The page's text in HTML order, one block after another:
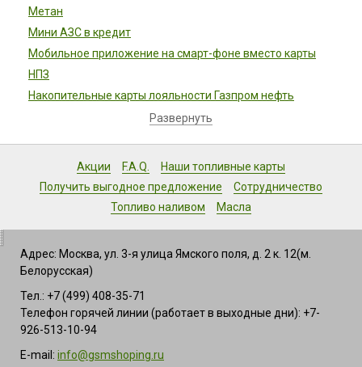
Метан
Мини АЗС в кредит
Мобильное приложение на смарт-фоне вместо карты
НПЗ
Накопительные карты лояльности Газпром нефть
Развернуть
Акции F.A.Q.
Наши топливные карты
Получить выгодное предложение
Сотрудничество
Топливо наливом
Масла
Адрес: Москва, ул. 3-я улица Ямского поля, д. 2 к. 12(м.
Белорусская)
Тел.: +7 (499) 408-35-71
Телефон горячей линии (работает в выходные дни): +7-
926-513-10-94
E-mail: info@gsmshoping.ru